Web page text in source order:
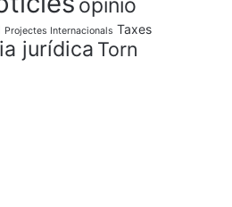
opinió
Projectes Internacionals Taxes
jurídica Torn